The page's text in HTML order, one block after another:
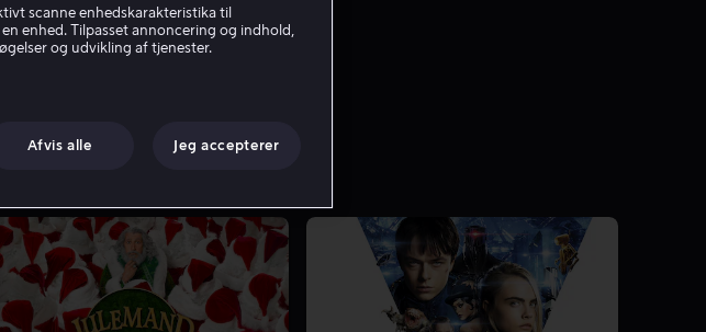
scanne enhedskarakteristika til
enhed. Tilpasset annoncering og indhold,
og udvikling af tjenester.
Afvis alle Jeg accepterer